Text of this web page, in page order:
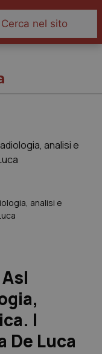
analisi e
I
De Luca